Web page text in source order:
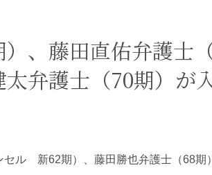
物流・運送
、藤田直佑弁護士
弁護士（70期）が
セル 新62期）、藤田勝也弁護士（68期